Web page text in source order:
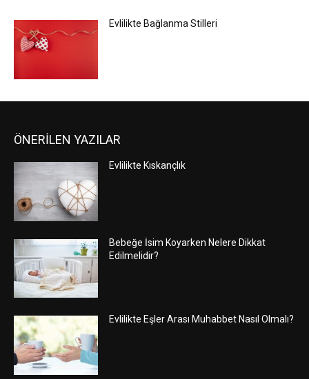
Evlilikte Bağlanma Stilleri
ÖNERİLEN YAZILAR
Evlilikte Kıskançlık
Bebeğe İsim Koyarken Nelere Dikkat
Edilmelidir?
Evlilikte Eşler Arası Muhabbet Nasıl Olmalı?